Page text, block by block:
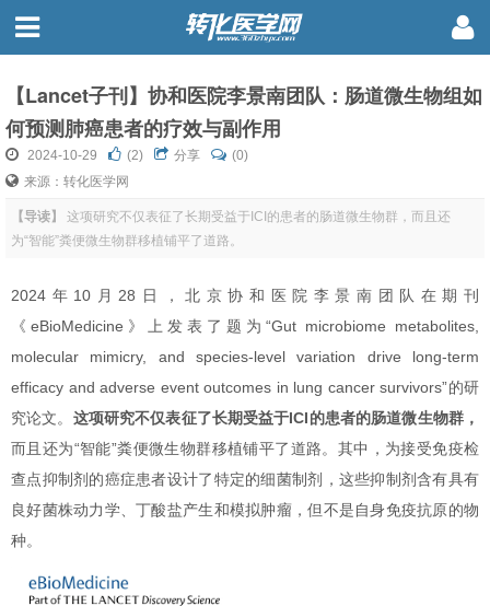
【Lancet子刊】协和医院李景南团队：肠道微生物组如
何预测肺癌患者的疗效与副作用
2024-10-29 (2) 分享
(0)
来源：转化医学网
【导读】
这项研究不仅表征了长期受益于ICI的患者的肠道微生物群，而且还
为“智能”粪便微生物群移植铺平了道路。
2024年10月28日，北京协和医院李景南团队在期刊
《eBioMedicine》上发表了题为“Gut microbiome metabolites,
molecular mimicry, and species-level variation drive long-term
efficacy and adverse event outcomes in lung cancer survivors”的研
究论文。 这项研究不仅表征了长期受益于ICI的患者的肠道微生物群，
而且还为“智能”粪便微生物群移植铺平了道路。其中，为接受免疫检
查点抑制剂的癌症患者设计了特定的细菌制剂，这些抑制剂含有具有
良好菌株动力学、丁酸盐产生和模拟肿瘤，但不是自身免疫抗原的物
种。